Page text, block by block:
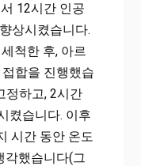
12시간 인공
상시켰습니다.
척한 후, 아르
합을 진행했습
정하고, 2시간
켰습니다. 이후
시간 동안 온도
각했습니다(그